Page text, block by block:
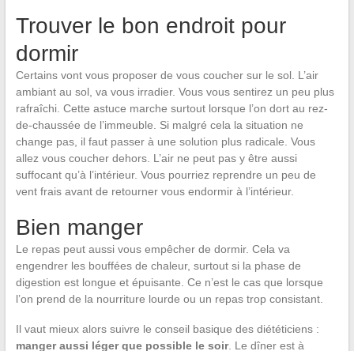
Trouver le bon endroit pour
dormir
Certains vont vous proposer de vous coucher sur le sol. L’air
ambiant au sol, va vous irradier. Vous vous sentirez un peu plus
rafraîchi. Cette astuce marche surtout lorsque l’on dort au rez-
de-chaussée de l’immeuble. Si malgré cela la situation ne
change pas, il faut passer à une solution plus radicale. Vous
allez vous coucher dehors. L’air ne peut pas y être aussi
suffocant qu’à l’intérieur. Vous pourriez reprendre un peu de
vent frais avant de retourner vous endormir à l’intérieur.
Bien manger
Le repas peut aussi vous empêcher de dormir. Cela va
engendrer les bouffées de chaleur, surtout si la phase de
digestion est longue et épuisante. Ce n’est le cas que lorsque
l’on prend de la nourriture lourde ou un repas trop consistant.
Il vaut mieux alors suivre le conseil basique des diététiciens :
manger aussi léger que possible le soir. Le dîner est à